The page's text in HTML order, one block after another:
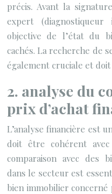
précis. Avant la
expert
objective de l’état du
cachés. La recherche de
également cruciale et
2. analyse du
prix d’achat
L’analyse financière est
doit être cohérent
comparaison avec des
dans le secteur est
bien immobilier